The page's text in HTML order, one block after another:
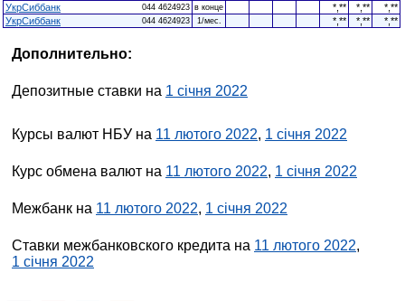
УкрСиббанк
044 4624923 в конце *,** *,**
*,**
УкрСиббанк
044 4624923 1/мес. *,** *,** *,**
Дополнительно:
Депозитные ставки на 1 січня 2022
Курсы валют НБУ на 11 лютого 2022, 1 січня 2022
Курс обмена валют на 11 лютого 2022, 1 січня 2022
Межбанк на 11 лютого 2022, 1 січня 2022
Ставки межбанковского кредита на 11 лютого 2022,
1 січня 2022